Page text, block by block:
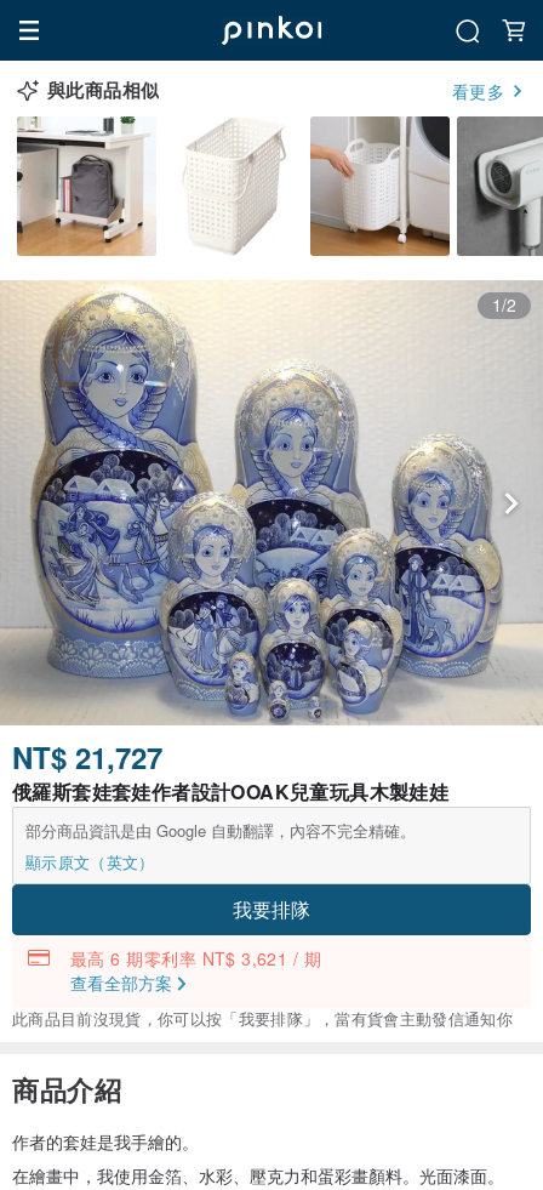
與此商品相似 看更多
1/2
NT$ 21,727
俄羅斯套娃套娃作者設計OOAK兒童玩具木製娃娃
部分商品資訊是由 Google 自動翻譯，內容不完全精確。
顯示原文（英文）
我要排隊
最高 6 期零利率 NT$ 3,621 / 期
查看全部方案
此商品目前沒現貨，你可以按「我要排隊」，當有貨會主動發信通知你
商品介紹
作者的套娃是我手繪的。
在繪畫中，我使用金箔、水彩、壓克力和蛋彩畫顏料。光面漆面。